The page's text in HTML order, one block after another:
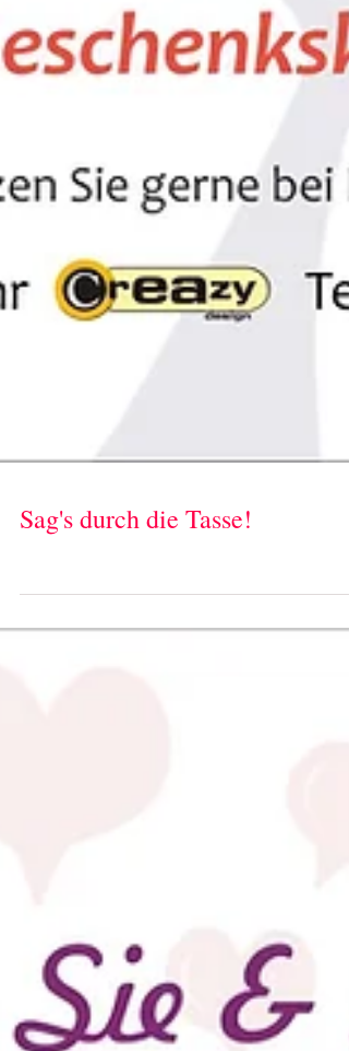
Sag's durch die Tasse!